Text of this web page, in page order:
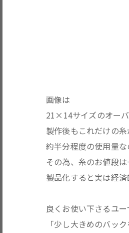
画像は
21×14サイズのオーバ
製作後もこれだけの糸
約半分程度の使用量な
その為、糸のお値段
製品化すると実は経済
良くお使い下さるユ
「少し大きめのバッ